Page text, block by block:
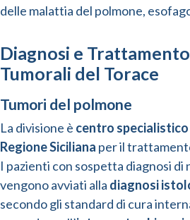
delle malattia del polmone,
Diagnosi e
Tumorali del Torace
Tumori del polmone
La divisione è centro
Regione Siciliana per il
I pazienti con sospetta diagnosi di
vengono avviati alla diagnosi
secondo gli standard di cura